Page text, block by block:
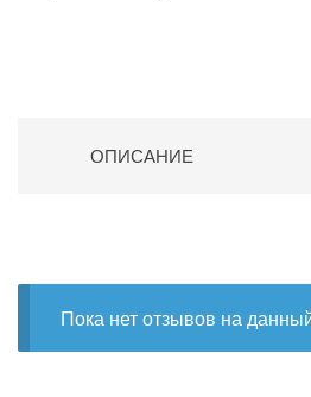
ОПИСАНИЕ
Пока нет отзывов на